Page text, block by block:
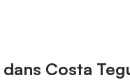
Costa